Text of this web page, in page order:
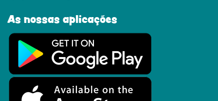
As nossas aplicações